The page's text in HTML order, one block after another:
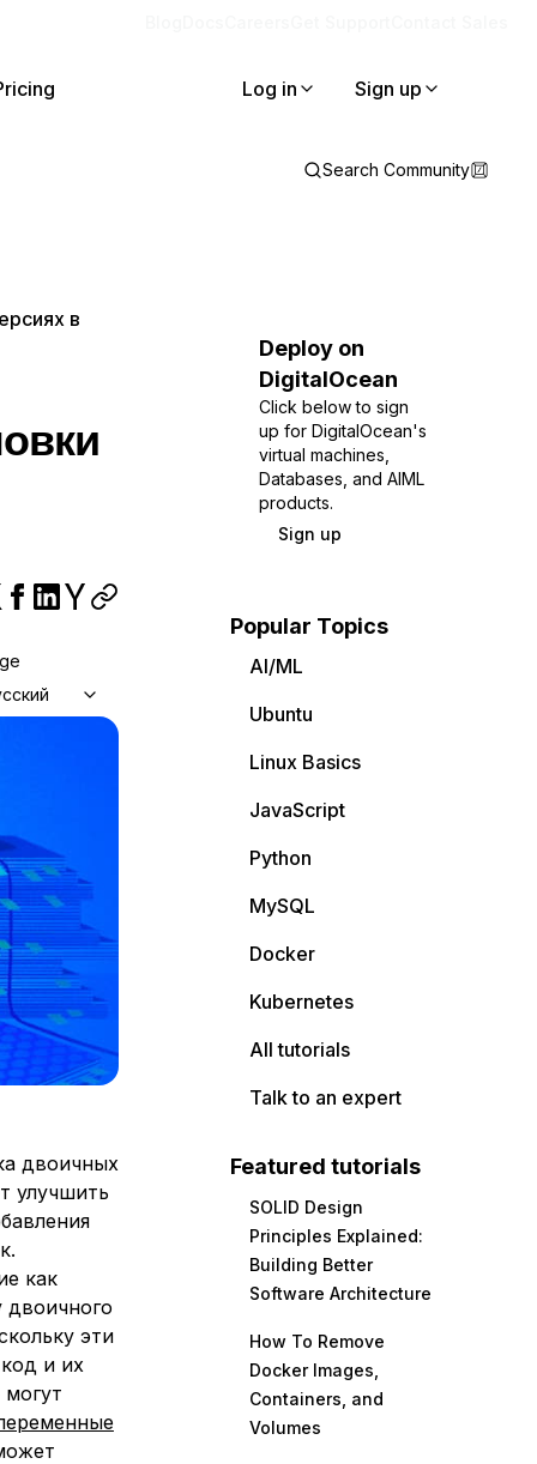
Log in Sign up
Search Community
в
двоичных
улучшить
как
двоичного
эти
и их
Deploy on
DigitalOcean
Click below to sign
up for DigitalOcean's
virtual machines,
Databases, and AIML
products.
Sign up
Popular Topics
AI/ML
Ubuntu
Linux Basics
JavaScript
Python
MySQL
Docker
Kubernetes
All tutorials
Talk to an expert
Featured tutorials
SOLID Design
Principles Explained:
Building Better
Software Architecture
How To Remove
Docker Images,
Containers, and
Volumes